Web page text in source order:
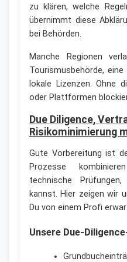
zu klären, welche
übernimmt diese
bei Behörden.
Manche Regionen
Tourismusbehörde,
lokale Lizenzen. Ohne
oder Plattformen
Due Diligence,
Risikominimierung
Gute Vorbereitung ist
Prozesse
technische
kannst. Hier zeigen wir
Du von einem Profi
Unsere Due-